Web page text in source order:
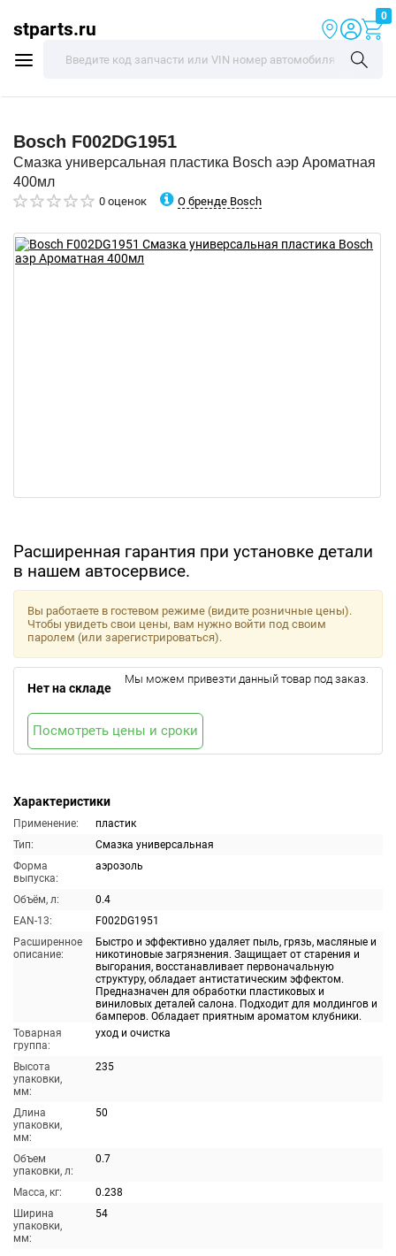
stparts.ru
0
Bosch F002DG1951
Смазка универсальная пластика Bosch аэр Ароматная
400мл
0 оценок О бренде Bosch
Расширенная гарантия при установке детали
в нашем автосервисе.
Характеристики
Применение:
пластик
Тип:
Смазка универсальная
Форма
выпуска:
аэрозоль
Объём, л:
0.4
EAN-13:
F002DG1951
Расширенное
описание:
Быстро и эффективно удаляет пыль, грязь, масляные и
никотиновые загрязнения. Защищает от старения и
выгорания, восстанавливает первоначальную
структуру, обладает антистатическим эффектом.
Предназначен для обработки пластиковых и
виниловых деталей салона. Подходит для молдингов и
бамперов. Обладает приятным ароматом клубники.
Товарная
группа:
уход и очистка
Высота
упаковки,
мм:
235
Длина
упаковки,
мм:
50
Объем
упаковки, л:
0.7
Масса, кг:
0.238
Ширина
упаковки,
мм:
54
Вы работаете в гостевом режиме (видите розничные цены).
Чтобы увидеть свои цены, вам нужно войти под своим
паролем (или зарегистрироваться).
Нет на складе
Мы можем привезти данный товар под заказ.
Посмотреть цены и сроки